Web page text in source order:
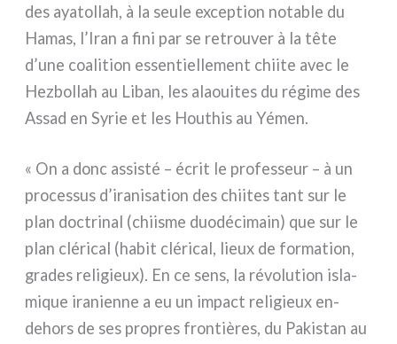
des aya­tol­lah, à la seu­le excep­tion nota­ble du
Hamas, l’Iran a fini par se retrou­ver à la tête
d’une coa­li­tion essen­tiel­le­ment chii­te avec le
Hezbollah au Liban, les alaoui­tes du régi­me des
Assad en Syrie et les Houthis au Yémen.
« On a donc assi­sté – écrit le pro­fes­seur – à un
pro­ces­sus d’iranisation des chii­tes tant sur le
plan doc­tri­nal (chii­sme duo­dé­ci­main) que sur le
plan clé­ri­cal (habit clé­ri­cal, lieux de for­ma­tion,
gra­des reli­gieux). En ce sens, la révo­lu­tion isla­
mi­que ira­nien­ne a eu un impact reli­gieux en-
dehors de ses pro­pres fron­tiè­res, du Pakistan au